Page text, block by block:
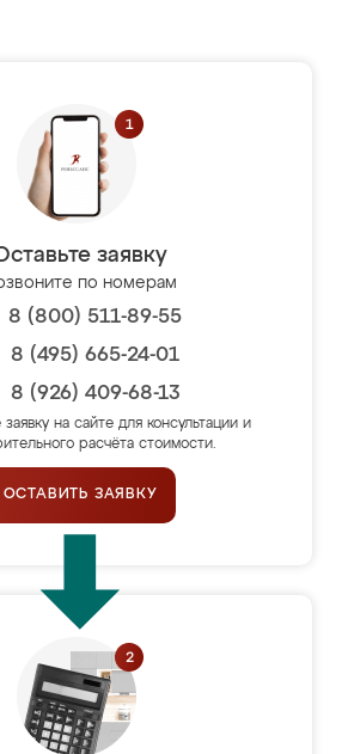
заявку
по номерам
8 (800) 511-89-55
8 (495) 665-24-01
8 (926) 409-68-13
заявку на сайте для консультации и
расчёта стоимости.
ОСТАВИТЬ ЗАЯВКУ